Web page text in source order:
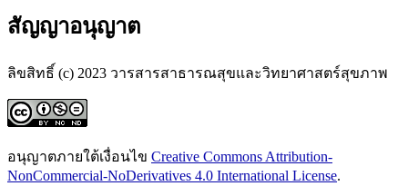
สัญญาอนุญาต
ลิขสิทธิ์ (c) 2023 วารสารสาธารณสุขและวิทยาศาสตร์สุขภาพ
อนุญาตภายใต้เงื่อนไข Creative Commons Attribution-
NonCommercial-NoDerivatives 4.0 International License.